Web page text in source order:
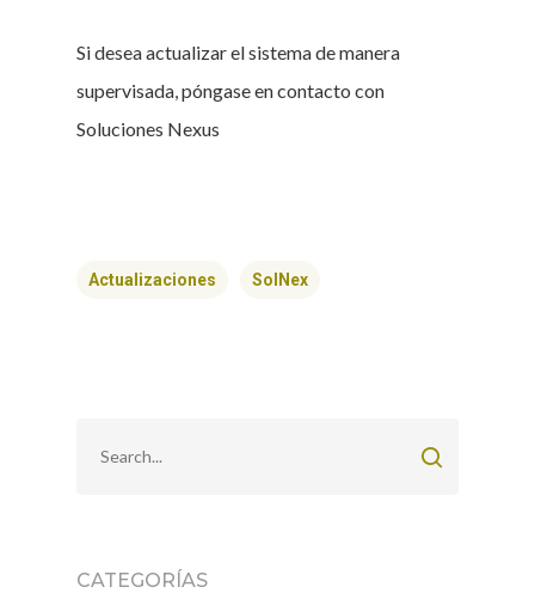
Si desea actualizar el sistema de manera
supervisada, póngase en contacto con
Soluciones Nexus
Actualizaciones SolNex
CATEGORÍAS